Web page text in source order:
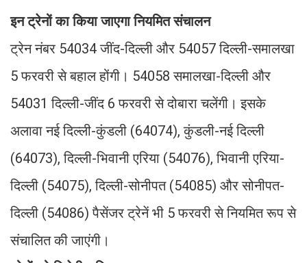
इन ट्रेनों का किया जाएगा नियमित संचालन
ट्रेन नंबर 54034 जींद-दिल्ली और 54057 दिल्ली-समालखा
5 फरवरी से बहाल होंगी। 54058 समालखा-दिल्ली और
54031 दिल्ली-जींद 6 फरवरी से दोबारा चलेंगी। इसके
अलावा नई दिल्ली-कुंडली (64074), कुंडली-नई दिल्ली
(64073), दिल्ली-भिवानी एरिया (54076), भिवानी एरिया-
दिल्ली (54075), दिल्ली-सोनीपत (54085) और सोनीपत-
दिल्ली (54086) पैसेंजर ट्रेनें भी 5 फरवरी से नियमित रूप से
संचालित की जाएंगी।